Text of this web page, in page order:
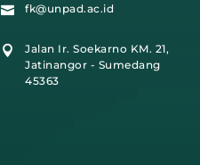
 fk@unpad.ac.id

Jalan Ir. Soekarno KM. 21,
Jatinangor - Sumedang
45363